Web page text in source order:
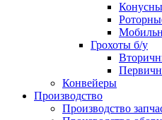
Грохоты б/у
Конвейеры
Производство
Производство